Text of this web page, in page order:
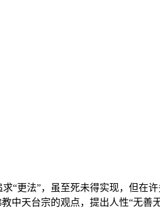
“更法”，虽至死未得实现，但在
天台宗的观点，提出人性“无善